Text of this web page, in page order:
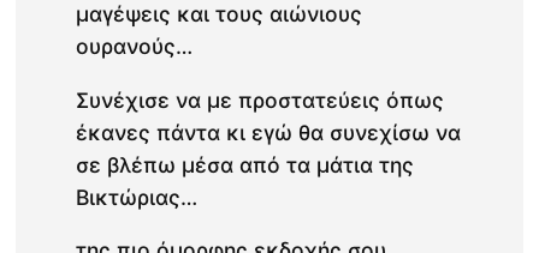
μαγέψεις και τους αιώνιους
ουρανούς…
Συνέχισε να με προστατεύεις όπως
έκανες πάντα κι εγώ θα συνεχίσω να
σε βλέπω μέσα από τα μάτια της
Βικτώριας…